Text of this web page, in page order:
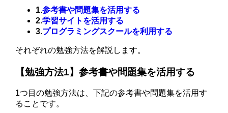
1.参考書や問題集を活用する
2.学習サイトを活用する
3.プログラミングスクールを利用する
それぞれの勉強方法を解説します。
【勉強方法1】参考書や問題集を活用する
1つ目の勉強方法は、下記の参考書や問題集を活用す
ることです。